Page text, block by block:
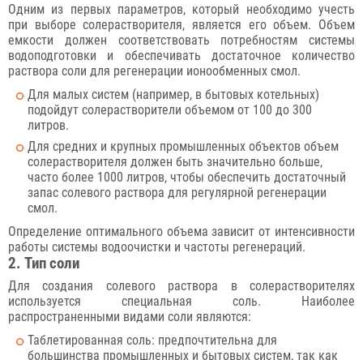
Одним из первых параметров, который необходимо учесть
при выборе солерастворителя, является его объем. Объем
емкости должен соответствовать потребностям системы
водоподготовки и обеспечивать достаточное количество
раствора соли для регенерации ионообменных смол.
Для малых систем (например, в бытовых котельных)
подойдут солерастворители объемом от 100 до 300
литров.
Для средних и крупных промышленных объектов объем
солерастворителя должен быть значительно больше,
часто более 1000 литров, чтобы обеспечить достаточный
запас солевого раствора для регулярной регенерации
смол.
Определение оптимального объема зависит от интенсивности
работы системы водоочистки и частоты регенераций.
2. Тип соли
Для создания солевого раствора в солерастворителях
используется специальная соль. Наиболее
распространенными видами соли являются:
Таблетированная соль: предпочтительна для
большинства промышленных и бытовых систем, так как